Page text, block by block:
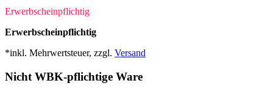
Erwerbscheinpflichtig
Erwerbscheinpflichtig
*inkl. Mehrwertsteuer, zzgl. Versand
Nicht WBK-pflichtige Ware